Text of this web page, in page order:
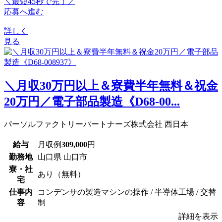
応募へ進む
詳しく
見る
＼月収30万円以上＆寮費半年無料＆祝金
20万円／電子部品製造《D68-00...
パーソルファクトリーパートナーズ株式会社 西日本
給与 月収例309,000円
勤務地
山口県 山口市
寮・社
宅
あり（無料）
仕事内
容
コンデンサの製造マシンの操作 / 半導体工場 / 交替
制
詳細を表示